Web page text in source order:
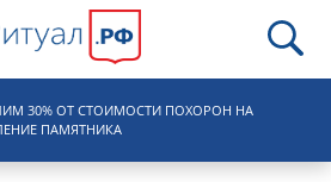
справочная
100-31-15
30% ОТ СТОИМОСТИ ПОХОРОН НА
ПАМЯТНИКА